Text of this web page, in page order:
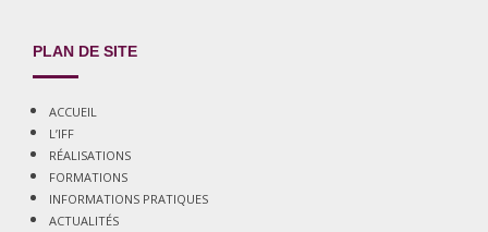
PLAN DE SITE
ACCUEIL
L’IFF
RÉALISATIONS
FORMATIONS
INFORMATIONS PRATIQUES
ACTUALITÉS